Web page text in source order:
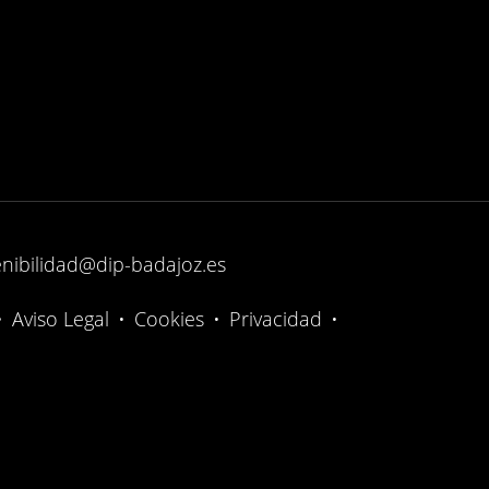
badajoz.es
Aviso Legal • Cookies • Privacidad •